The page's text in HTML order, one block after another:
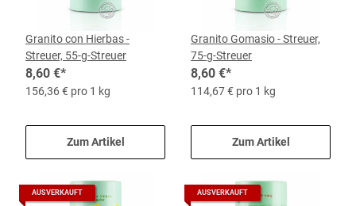
Granito con Hierbas -
Streuer, 55-g-Streuer
8,60 €*
156,36 € pro 1 kg
Zum Artikel
Granito Gomasio - Streuer,
75-g-Streuer
8,60 €*
114,67 € pro 1 kg
Zum Artikel
AUSVERKAUFT AUSVERKAUFT